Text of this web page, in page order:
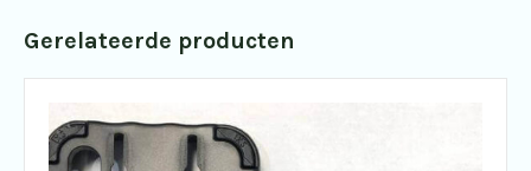
Gerelateerde producten